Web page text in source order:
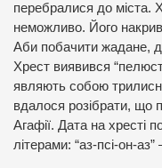
перебралися до міста.
неможливо. Його
Аби побачити жадане,
Хрест виявився
являють собою
вдалося розібрати, що
Агафії. Дата на хресті
літерами: “аз-псі-он-аз”